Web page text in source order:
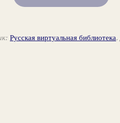
Русская виртуальная библиотека.